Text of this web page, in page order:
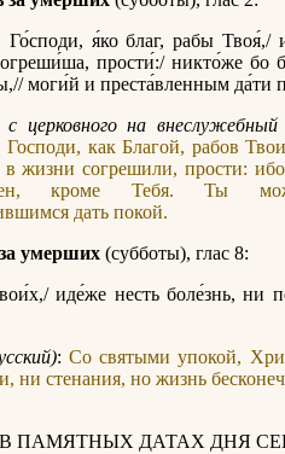
я́ко благ, рабы Твоя́,/
прости́:/ никто́же бо
моги́й и преста́вленным да́ти
с церковного на внеслужебный
как Благой, рабов
жизни согрешили, прости:
кроме Тебя. Ты
дать покой.
умерших (субботы), глас 8:
иде́же несть боле́знь, ни
: Со святыми упокой,
ни стенания, но жизнь
ПАМЯТНЫХ ДАТАХ ДНЯ